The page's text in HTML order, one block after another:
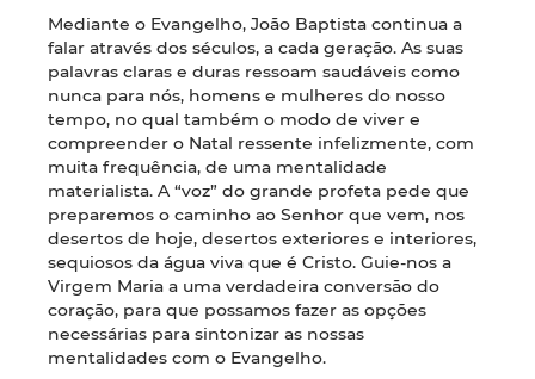
Mediante o Evangelho, João Baptista continua a
falar através dos séculos, a cada geração. As suas
palavras claras e duras ressoam saudáveis como
nunca para nós, homens e mulheres do nosso
tempo, no qual também o modo de viver e
compreender o Natal ressente infelizmente, com
muita frequência, de uma mentalidade
materialista. A “voz” do grande profeta pede que
preparemos o caminho ao Senhor que vem, nos
desertos de hoje, desertos exteriores e interiores,
sequiosos da água viva que é Cristo. Guie-nos a
Virgem Maria a uma verdadeira conversão do
coração, para que possamos fazer as opções
necessárias para sintonizar as nossas
mentalidades com o Evangelho.